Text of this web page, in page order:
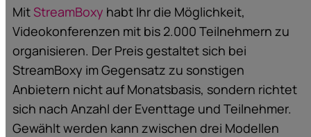
Mit StreamBoxy habt Ihr die Möglichkeit,
Videokonferenzen mit bis 2.000 Teilnehmern zu
organisieren. Der Preis gestaltet sich bei
StreamBoxy im Gegensatz zu sonstigen
Anbietern nicht auf Monatsbasis, sondern richtet
sich nach Anzahl der Eventtage und Teilnehmer.
Gewählt werden kann zwischen drei Modellen